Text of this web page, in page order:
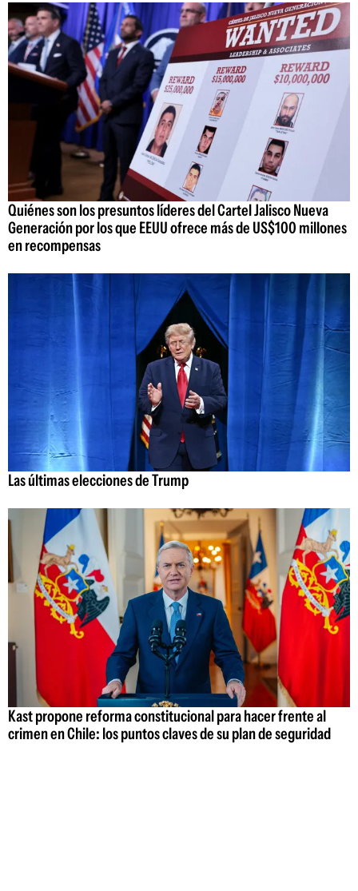
Quiénes son los presuntos líderes del Cartel Jalisco Nueva
Generación por los que EEUU ofrece más de US$100 millones
en recompensas
Las últimas elecciones de Trump
Kast propone reforma constitucional para hacer frente al
crimen en Chile: los puntos claves de su plan de seguridad